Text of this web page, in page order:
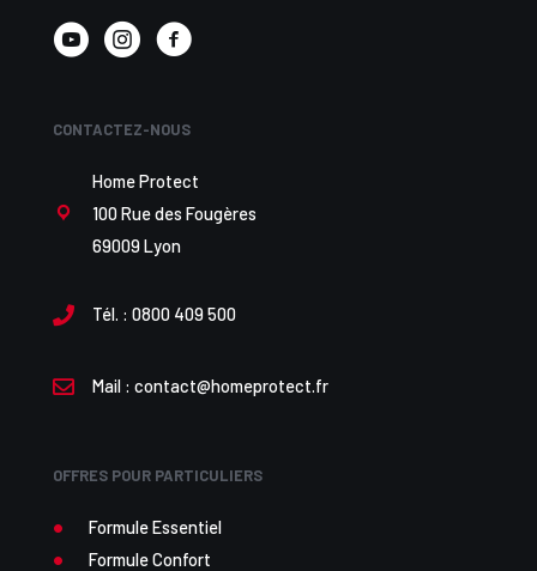
CONTACTEZ-NOUS
Home Protect
100 Rue des Fougères
69009 Lyon
Tél. : 0800 409 500
Mail : contact@homeprotect.fr
OFFRES POUR PARTICULIERS
Formule Essentiel
Formule Confort